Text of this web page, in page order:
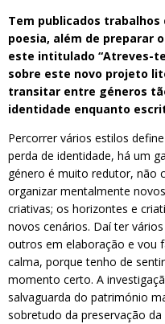
Tem publicados
poesia, além de preparar
este intitulado “Atreves-
sobre este novo projeto
transitar entre géneros
identidade enquanto
Percorrer vários estilos
perda de identidade, há um
género é muito redutor, não
organizar mentalmente
criativas; os horizontes e
novos cenários. Daí ter
outros em elaboração e vou
calma, porque tenho de
momento certo. A
salvaguarda do património
sobretudo da preservação